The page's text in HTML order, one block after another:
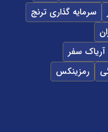
سرمایه گذاری ترنج
آریاک سفر
رمزینکس